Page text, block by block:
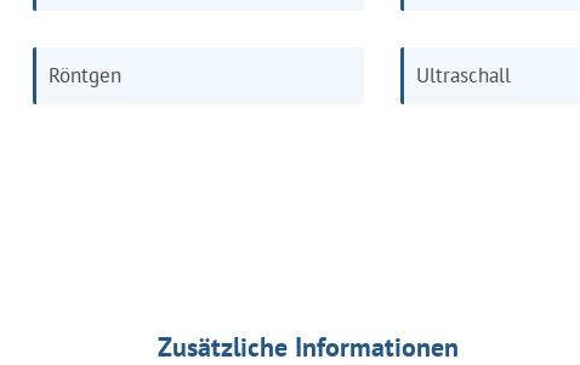
Röntgen Ultraschall
Zusätzliche Informationen